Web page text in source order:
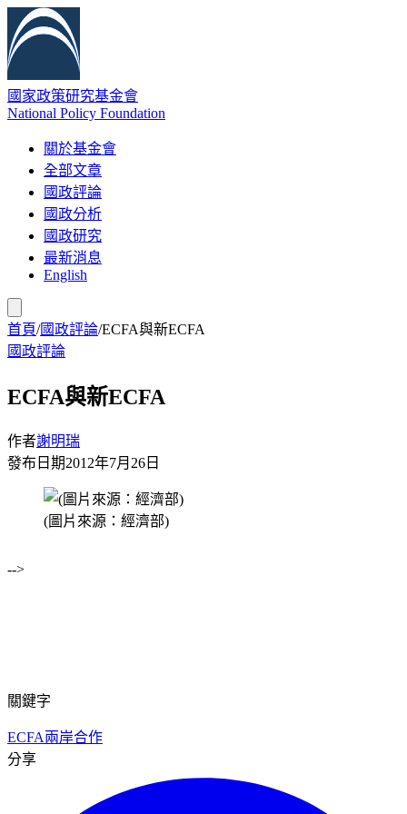
國家政策研究基金會
National Policy Foundation
關於基金會
全部文章
國政評論
國政分析
國政研究
最新消息
English
首頁/國政評論/ECFA與新ECFA
國政評論
ECFA與新ECFA
作者謝明瑞
發布日期2012年7月26日
(圖片來源：經濟部)
-->
關鍵字
ECFA兩岸合作
分享